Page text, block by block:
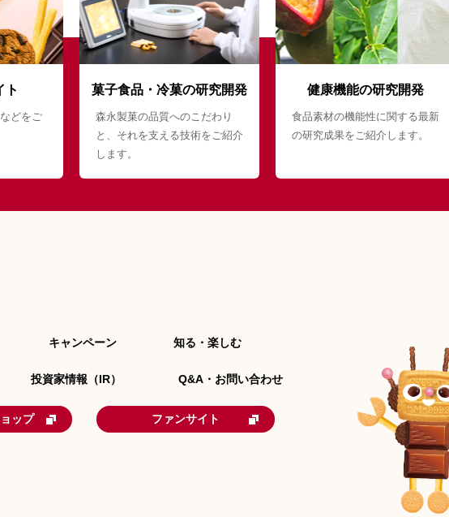
ト
どをご
菓子食品・冷菓の研究開発
森永製菓の品質へのこだわり
と、それを支える技術をご紹介
します。
健康機能の研究開発
食品素材の機能性に関する最新
の研究成果をご紹介します。
キャンペーン 知る・楽しむ
投資家情報（IR） Q&A・お問い合わせ
ップ ファンサイト